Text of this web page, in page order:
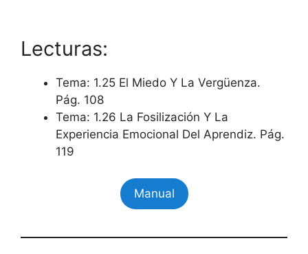
Lecturas:
Tema: 1.25 El Miedo Y La Vergüenza.
Pág. 108
Tema: 1.26 La Fosilización Y La
Experiencia Emocional Del Aprendiz. Pág.
119
Manual